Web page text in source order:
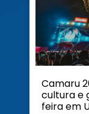
Camaru
cultura e
feira em